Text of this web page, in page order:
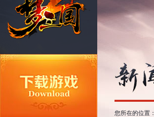
您所在的位置：